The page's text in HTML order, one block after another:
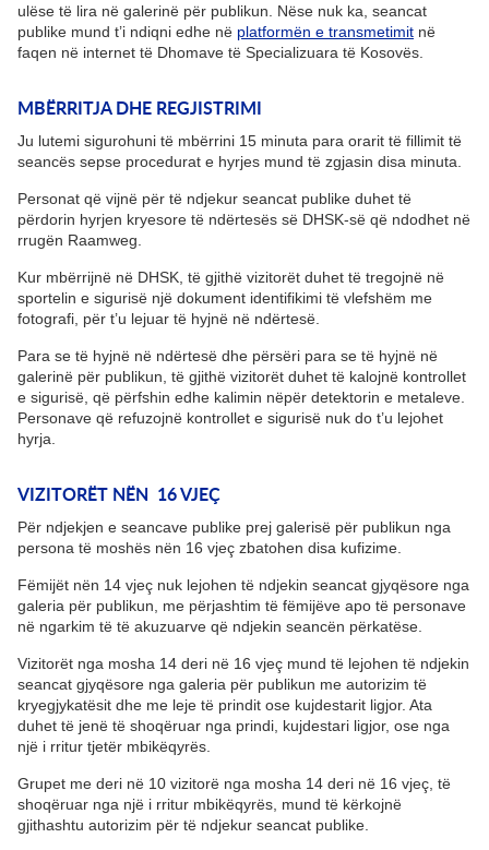
ulëse të lira në galerinë për publikun. Nëse nuk ka, seancat
publike mund t’i ndiqni edhe në platformën e transmetimit në
faqen në internet të Dhomave të Specializuara të Kosovës.
MBËRRITJA DHE REGJISTRIMI
Ju lutemi sigurohuni të mbërrini 15 minuta para orarit të fillimit të
seancës sepse procedurat e hyrjes mund të zgjasin disa minuta.
Personat që vijnë për të ndjekur seancat publike duhet të
përdorin hyrjen kryesore të ndërtesës së DHSK-së që ndodhet në
rrugën Raamweg.
Kur mbërrijnë në DHSK, të gjithë vizitorët duhet të tregojnë në
sportelin e sigurisë një dokument identifikimi të vlefshëm me
fotografi, për t’u lejuar të hyjnë në ndërtesë.
Para se të hyjnë në ndërtesë dhe përsëri para se të hyjnë në
galerinë për publikun, të gjithë vizitorët duhet të kalojnë kontrollet
e sigurisë, që përfshin edhe kalimin nëpër detektorin e metaleve.
Personave që refuzojnë kontrollet e sigurisë nuk do t’u lejohet
hyrja.
VIZITORËT NËN 16 VJEÇ
Për ndjekjen e seancave publike prej galerisë për publikun nga
persona të moshës nën 16 vjeç zbatohen disa kufizime.
Fëmijët nën 14 vjeç nuk lejohen të ndjekin seancat gjyqësore nga
galeria për publikun, me përjashtim të fëmijëve apo të personave
në ngarkim të të akuzuarve që ndjekin seancën përkatëse.
Vizitorët nga mosha 14 deri në 16 vjeç mund të lejohen të ndjekin
seancat gjyqësore nga galeria për publikun me autorizim të
kryegjykatësit dhe me leje të prindit ose kujdestarit ligjor. Ata
duhet të jenë të shoqëruar nga prindi, kujdestari ligjor, ose nga
një i rritur tjetër mbikëqyrës.
Grupet me deri në 10 vizitorë nga mosha 14 deri në 16 vjeç, të
shoqëruar nga një i rritur mbikëqyrës, mund të kërkojnë
gjithashtu autorizim për të ndjekur seancat publike.